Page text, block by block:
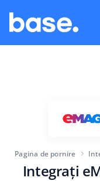
Manager produs
Mărimea companiei
Pentru startup-urile
Preturi
Pagina de pornire
Integrați